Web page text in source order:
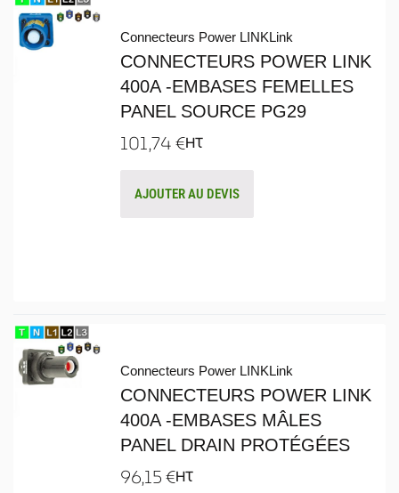
Connecteurs Power LINKLink
CONNECTEURS POWER LINK
400A -EMBASES FEMELLES
PANEL SOURCE PG29
101,74€HT
AJOUTER AU DEVIS
Connecteurs Power LINKLink
CONNECTEURS POWER LINK
400A -EMBASES MÂLES
PANEL DRAIN PROTÉGÉES
96,15€HT